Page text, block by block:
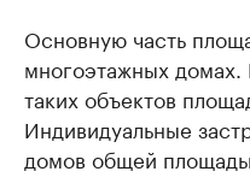
Основную часть
многоэтажных
таких объектов
Индивидуальные
домов общей